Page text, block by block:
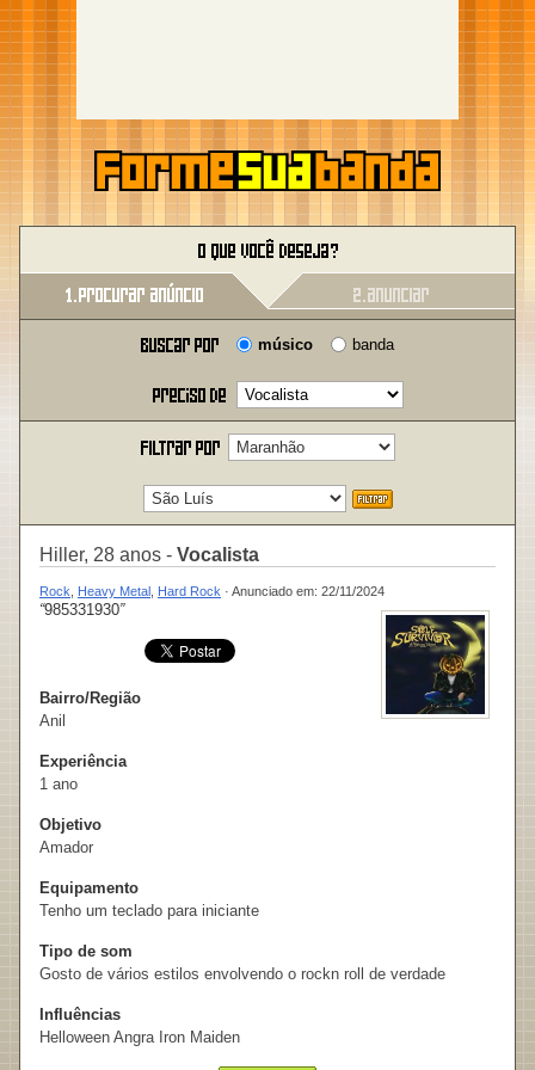
músico banda
Hiller, 28 anos - Vocalista
Rock Heavy Metal Hard Rock · Anunciado em: 22/11/2024
“985331930”
Bairro/Região
Anil
Experiência
1 ano
Objetivo
Amador
Equipamento
Tenho um teclado para iniciante
Tipo de som
Gosto de vários estilos envolvendo o rockn roll de verdade
Influências
Helloween Angra Iron Maiden